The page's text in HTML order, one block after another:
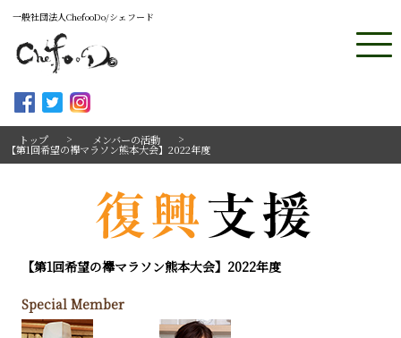
一般社団法人ChefooDo/シェフード
トップ メンバーの活動
【第1回希望の襷マラソン熊本大会】2022年度
【第1回希望の襷マラソン熊本大会】2022年度
Special Member